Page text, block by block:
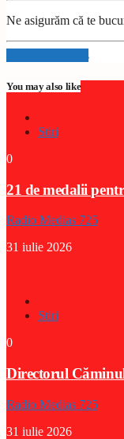
Ne asigurăm că te
Info and episodes
You may also like
Stiri
0
21 de medalii
Radio Medias 725
31 iulie 2026
Stiri
0
Directorul
Radio Medias 725
31 iulie 2026